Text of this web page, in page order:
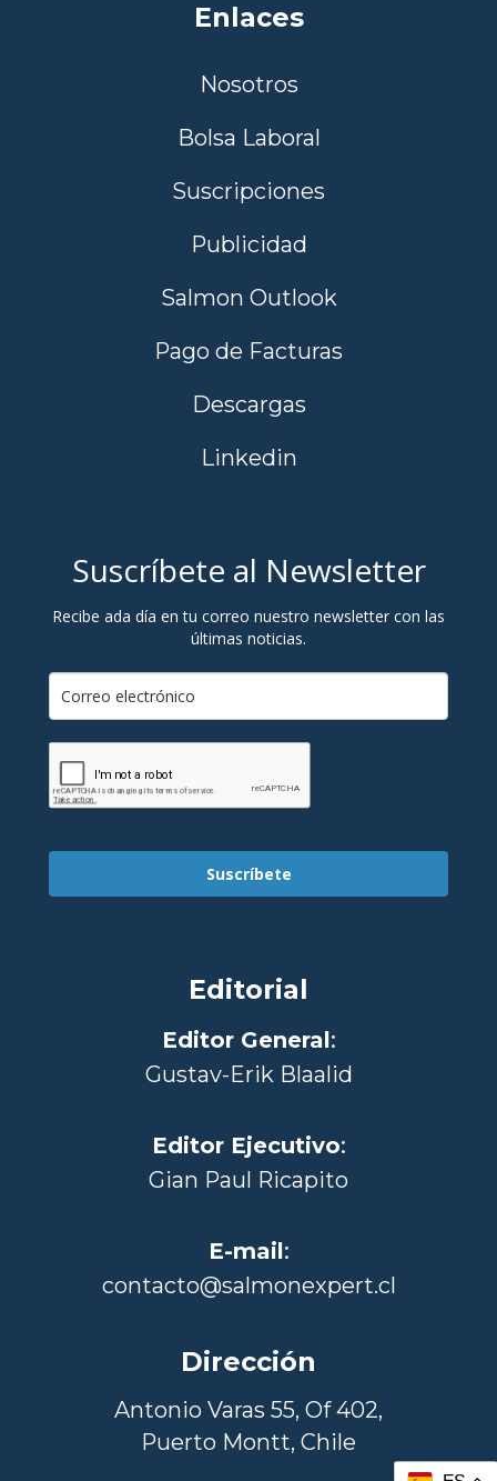
Enlaces
Nosotros
Bolsa Laboral
Suscripciones
Publicidad
Salmon Outlook
Pago de Facturas
Descargas
Linkedin
Suscríbete al Newsletter
Recibe ada día en tu correo nuestro newsletter con las
últimas noticias.
Suscríbete
Editorial
Editor General:
Gustav-Erik Blaalid
Editor Ejecutivo:
Gian Paul Ricapito
E-mail:
contacto@salmonexpert.cl
Dirección
Antonio Varas 55, Of 402,
Puerto Montt, Chile